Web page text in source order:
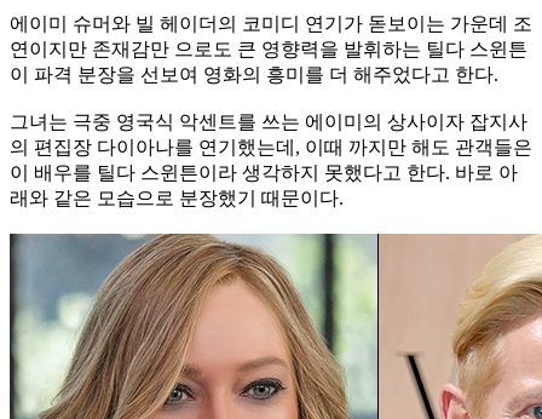
에이미 슈머와 빌 헤이더의 코미디 연기가 돋보이는 가운데 조
연이지만 존재감만 으로도 큰 영향력을 발휘하는 틸다 스윈튼
이 파격 분장을 선보여 영화의 흥미를 더 해주었다고 한다.
그녀는 극중 영국식 악센트를 쓰는 에이미의 상사이자 잡지사
의 편집장 다이아나를 연기했는데, 이때 까지만 해도 관객들은
이 배우를 틸다 스윈튼이라 생각하지 못했다고 한다. 바로 아
래와 같은 모습으로 분장했기 때문이다.